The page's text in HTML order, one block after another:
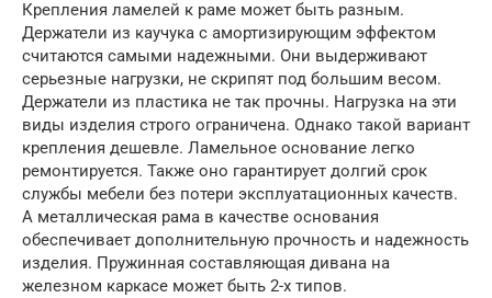
Крепления ламелей к раме может быть разным.
Держатели из каучука с амортизирующим эффектом
считаются самыми надежными. Они выдерживают
серьезные нагрузки, не скрипят под большим весом.
Держатели из пластика не так прочны. Нагрузка на эти
виды изделия строго ограничена. Однако такой вариант
крепления дешевле. Ламельное основание легко
ремонтируется. Также оно гарантирует долгий срок
службы мебели без потери эксплуатационных качеств.
А металлическая рама в качестве основания
обеспечивает дополнительную прочность и надежность
изделия. Пружинная составляющая дивана на
железном каркасе может быть 2-х типов.